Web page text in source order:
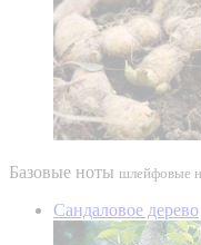
Базовые ноты шлейфовые
Сандаловое дерево